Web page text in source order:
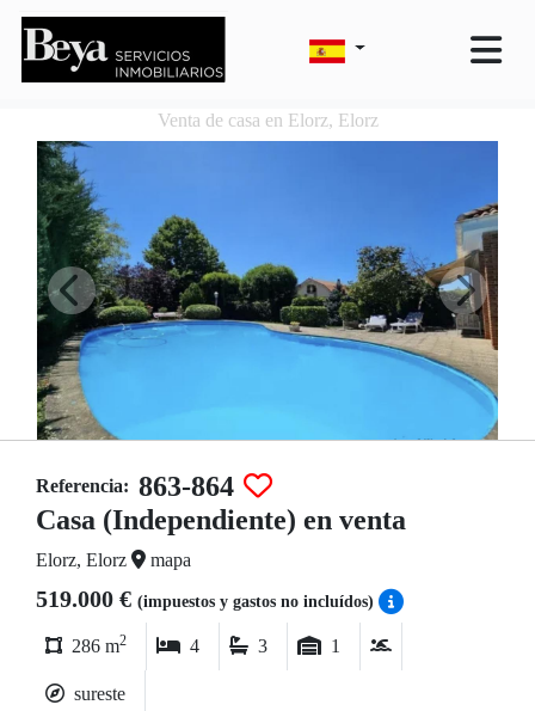
Venta de casa en Elorz, Elorz
Referencia: 863-864
Casa (Independiente) en venta
Elorz, Elorz mapa
519.000 € (impuestos y gastos no incluídos)
286 m2 4 3 1
sureste